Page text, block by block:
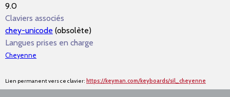
9.0
Claviers associés
chey-unicode (obsolète)
Langues prises en charge
Cheyenne
Lien permanent vers ce clavier: https://keyman.com/keyboards/sil_cheyenne